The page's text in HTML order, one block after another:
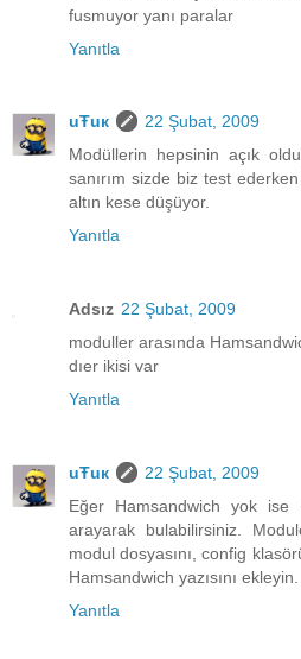
fusmuyor yanı paralar
Yanıtla
uŦuк
22 Şubat, 2009
Modüllerin hepsinin açık
sanırım sizde biz test
altın kese düşüyor.
Yanıtla
Adsız 22 Şubat, 2009
moduller arasında
dıer ikisi var
Yanıtla
uŦuк
22 Şubat, 2009
Eğer Hamsandwich yok
arayarak bulabilirsiniz.
modul dosyasını, config
Hamsandwich yazısını ekleyin.
Yanıtla